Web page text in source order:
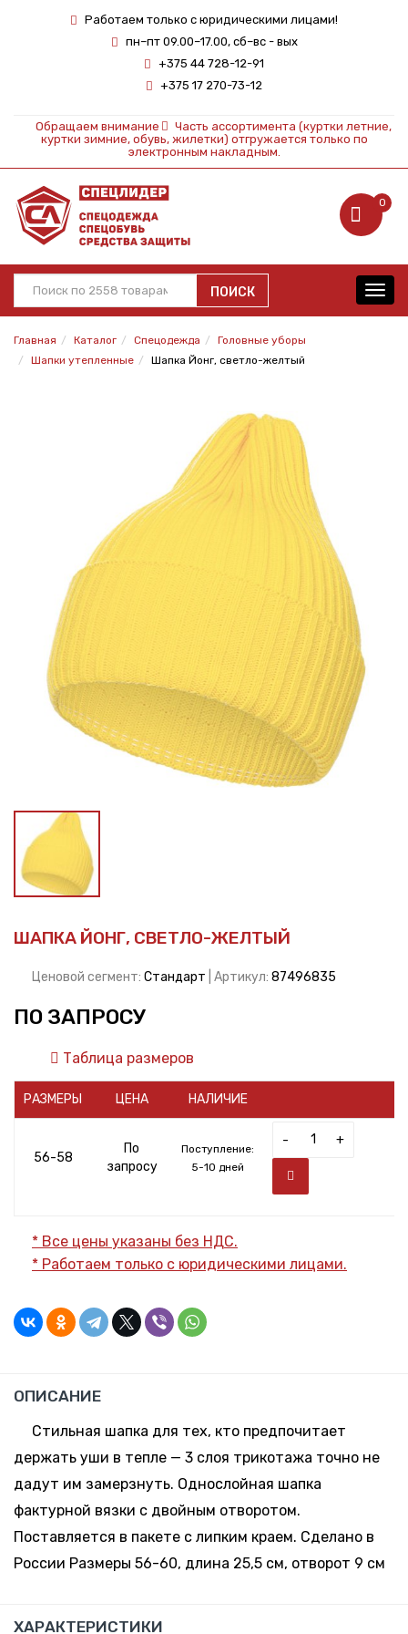
Работаем только с юридическими лицами!
пн–пт 09.00–17.00, сб–вс - вых
+375 44 728-12-91
+375 17 270-73-12
Обращаем внимание
Часть ассортимента (куртки летние,
куртки зимние, обувь, жилетки) отгружается только по
электронным накладным.
0
ПОИСК
Главная Каталог Спецодежда
Головные уборы
Шапки утепленные
Шапка Йонг, светло-желтый
ШАПКА ЙОНГ, СВЕТЛО-ЖЕЛТЫЙ
Ценовой сегмент: Стандарт | Артикул: 87496835
ПО ЗАПРОСУ
Таблица размеров
РАЗМЕРЫ ЦЕНА НАЛИЧИЕ
56-58
По
запросу
Поступление:
5-10 дней
- +
* Все цены указаны без НДС.
* Работаем только с юридическими лицами.
ОПИСАНИЕ
Стильная шапка для тех, кто предпочитает
держать уши в тепле — 3 слоя трикотажа точно не
дадут им замерзнуть. Однослойная шапка
фактурной вязки с двойным отворотом.
Поставляется в пакете с липким краем. Сделано в
России Размеры 56-60, длина 25,5 см, отворот 9 см
ХАРАКТЕРИСТИКИ